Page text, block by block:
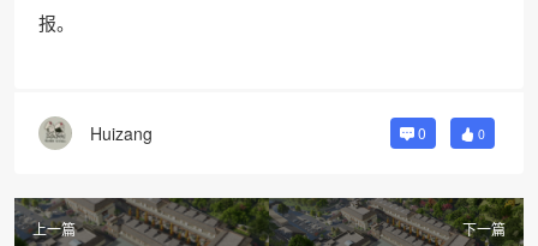
报。
Huizang 0 0
上一篇
下一篇